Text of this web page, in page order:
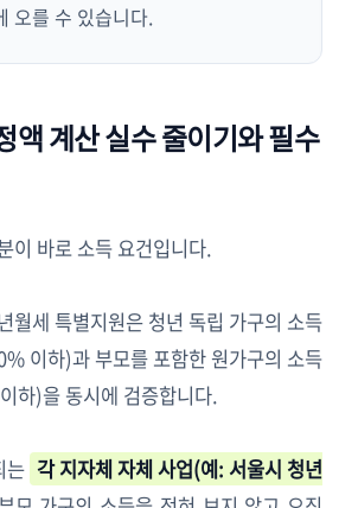
오를 수 있습니다.
액 계산 실수 줄이기와 필수
이 바로 소득 요건입니다.
월세 특별지원은 청년 독립 가구의 소득
이하)과 부모를 포함한 원가구의 소득
하)을 동시에 검증합니다.
는 각 지자체 자체 사업(예: 서울시 청년